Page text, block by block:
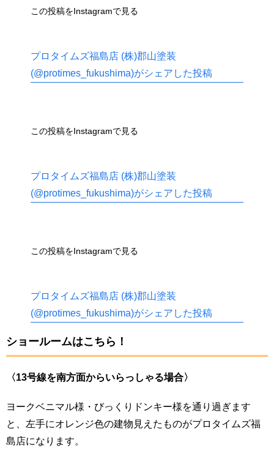
この投稿をInstagramで見る
プロタイムズ福島店 (株)郡山塗装
(@protimes_fukushima)がシェアした投稿
この投稿をInstagramで見る
プロタイムズ福島店 (株)郡山塗装
(@protimes_fukushima)がシェアした投稿
この投稿をInstagramで見る
プロタイムズ福島店 (株)郡山塗装
(@protimes_fukushima)がシェアした投稿
ショールームはこちら！
〈13号線を南方面からいらっしゃる場合〉
ヨークベニマル様・びっくりドンキー様を通り過ぎます
と、左手にオレンジ色の建物見えたものがプロタイムズ福
島店になります。